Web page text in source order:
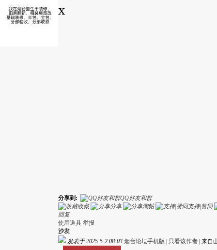
x
分享到:
QQ好友和群
收藏
分享 淘帖
支持|赞同
回复
使用道具 举报
沙发
发表于 2025-5-2 08:03 烟台论坛手机版 只看该作者 来自